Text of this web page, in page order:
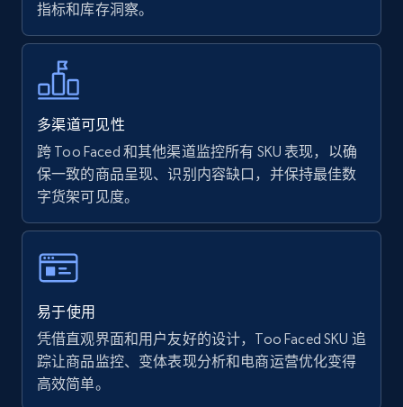
5.6K+
Walmart - products - Find new products by
using specific category URL
URL, Final price, Sku, Currency, Gtin,
Specifications, Image urls, Top reviews, and
more.
specific keywords
URL, Final price, Sku, Currency, Gtin,
Specifications, Image urls, Top reviews, and
指标和库存洞察。
多渠道可见性
跨 Too Faced 和其他渠道监控所有 SKU 表现，以确
保一致的商品呈现、识别内容缺口，并保持最佳数
字货架可见度。
易于使用
凭借直观界面和用户友好的设计，Too Faced SKU 追
踪让商品监控、变体表现分析和电商运营优化变得
高效简单。